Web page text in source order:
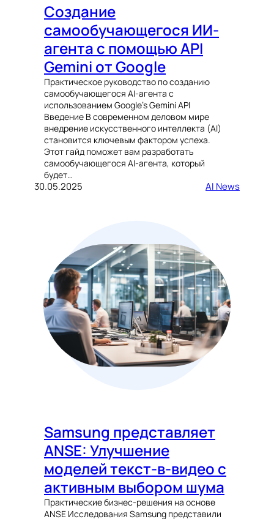
Создание
самообучающегося ИИ-
агента с помощью API
Gemini от Google
Практическое руководство по созданию
самообучающегося AI-агента с
использованием Google’s Gemini API
Введение В современном деловом мире
внедрение искусственного интеллекта (AI)
становится ключевым фактором успеха.
Этот гайд поможет вам разработать
самообучающегося AI-агента, который
будет…
30.05.2025 AI News
Samsung представляет
ANSE: Улучшение
моделей текст-в-видео с
активным выбором шума
Практические бизнес-решения на основе
ANSE Исследования Samsung представили